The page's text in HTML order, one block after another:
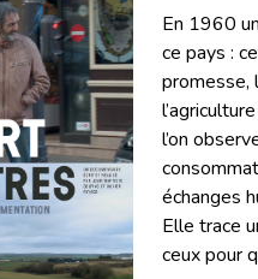
En 1960
ce pays :
promesse,
l’on
échanges
Elle trace
ceux pour